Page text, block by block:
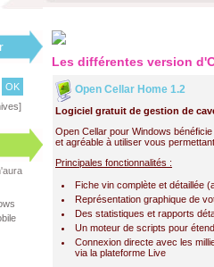
Les différentes version
Open Cellar Home 1.2
Logiciel gratuit de gestion de
Open Cellar pour Windows
et agréable à utiliser vous
Principales fonctionnalités :
Fiche vin complète et détaillée
Représentation graphique de
Des statistiques et rapports
Un moteur de scripts pour
Connexion directe avec les
via la plateforme Live